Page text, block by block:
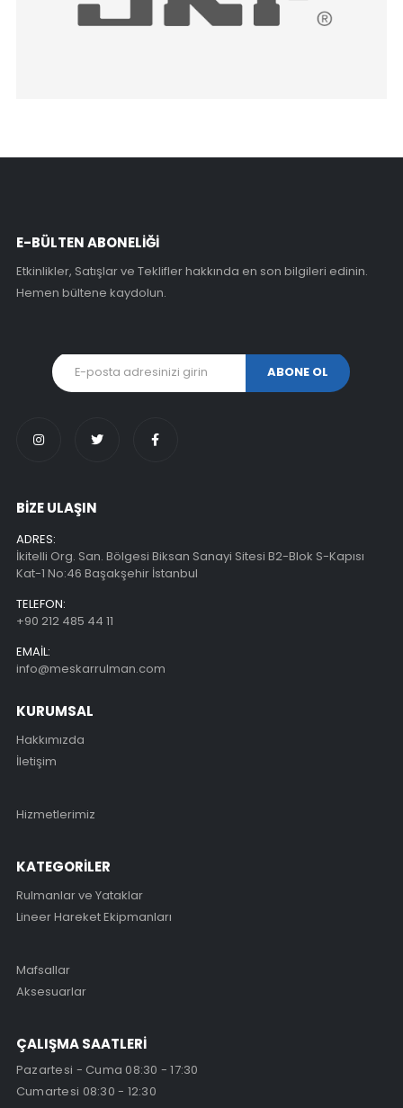
E-BÜLTEN ABONELİĞİ
Etkinlikler, Satışlar ve Teklifler hakkında en son bilgileri edinin.
Hemen bültene kaydolun.
BİZE ULAŞIN
ADRES:
İkitelli Org. San. Bölgesi Biksan Sanayi Sitesi B2-Blok S-Kapısı
Kat-1 No:46 Başakşehir İstanbul
TELEFON:
+90 212 485 44 11
EMAIL:
info@meskarrulman.com
KURUMSAL
Hakkımızda
İletişim
Hizmetlerimiz
KATEGORİLER
Rulmanlar ve Yataklar
Lineer Hareket Ekipmanları
Mafsallar
Aksesuarlar
ÇALIŞMA SAATLERİ
Pazartesi - Cuma 08:30 - 17:30
Cumartesi 08:30 - 12:30